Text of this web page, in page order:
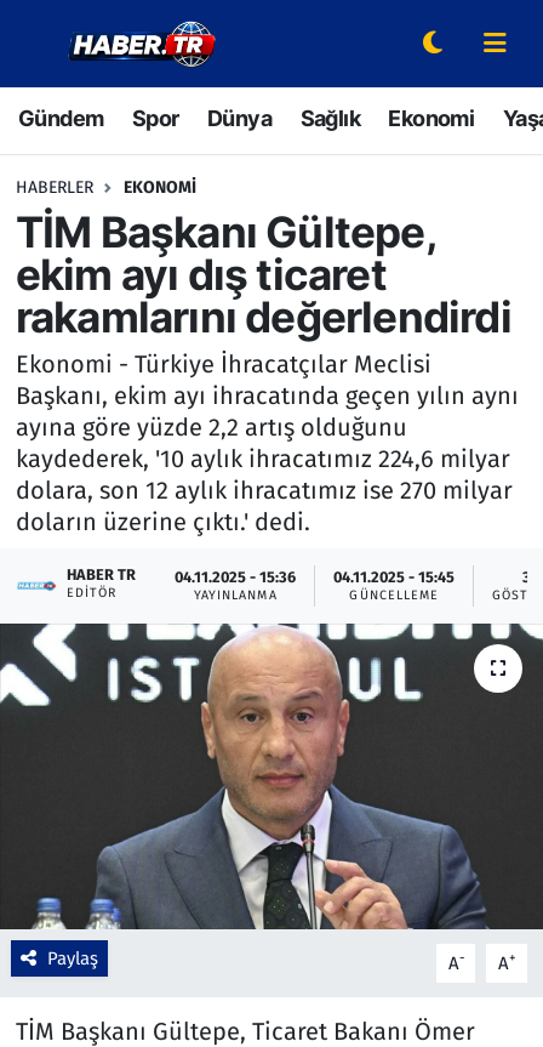
Gündem Spor Dünya Sağlık Ekonomi
HABERLER EKONOMI
TİM Başkanı Gültepe,
ekim ayı dış ticaret
rakamlarını değerlendirdi
Ekonomi - Türkiye İhracatçılar Meclisi
Başkanı, ekim ayı ihracatında geçen yılın aynı
ayına göre yüzde 2,2 artış olduğunu
kaydederek, '10 aylık ihracatımız 224,6 milyar
dolara, son 12 aylık ihracatımız ise 270 milyar
doların üzerine çıktı.' dedi.
HABER TR
EDITÖR
04.11.2025 - 15:36
YAYINLANMA
04.11.2025 - 15:45
GÜNCELLEME
3
Paylaş A- A+
TİM Başkanı Gültepe, Ticaret Bakanı Ömer
Gündem
Spor
Dünya
Sağlık
Ekonomi
Yaşam
Hava Durumu
Bilim ve Teknoloji
Çevre & Doğa
Eğitim
Hava Durumu
Trafik Durumu
Süper Lig Puan Durumu ve Fikstür
Tüm Manşetler
Son Dakika Haberleri
Haber Arşivi